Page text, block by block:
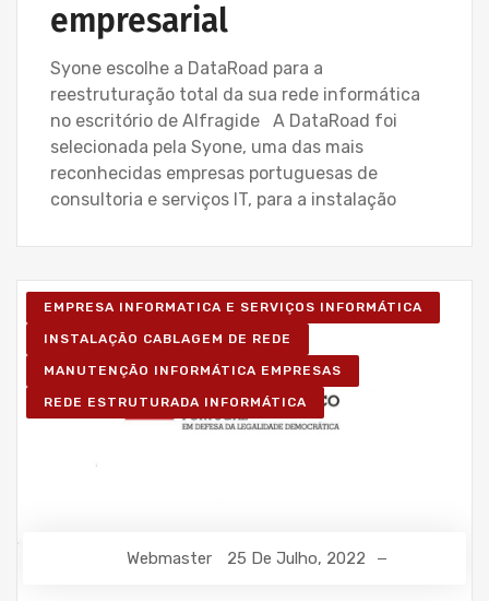
empresarial
Syone escolhe a DataRoad para a
reestruturação total da sua rede informática
no escritório de Alfragide A DataRoad foi
selecionada pela Syone, uma das mais
reconhecidas empresas portuguesas de
consultoria e serviços IT, para a instalação
EMPRESA INFORMATICA E SERVIÇOS INFORMÁTICA
INSTALAÇÃO CABLAGEM DE REDE
MANUTENÇÃO INFORMÁTICA EMPRESAS
REDE ESTRUTURADA INFORMÁTICA
Webmaster 25 De Julho, 2022